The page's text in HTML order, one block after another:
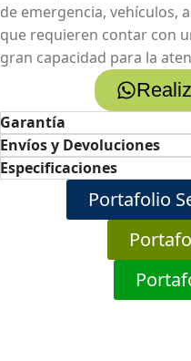
de emergencia, vehículos,
que requieren contar con
gran capacidad para la
Garantía
Envíos y Devoluciones
Especificaciones
Portafolio